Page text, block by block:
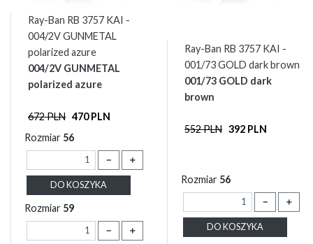
Ray-Ban RB 3757 KAI -
004/2V GUNMETAL
polarized azure
004/2V GUNMETAL
polarized azure
672 PLN 470 PLN
Rozmiar 56
－ ＋
DO KOSZYKA
Rozmiar 59
－ ＋
Ray-Ban RB 3757 KAI -
001/73 GOLD dark brown
001/73 GOLD dark
brown
552 PLN 392 PLN
Rozmiar 56
－ ＋
DO KOSZYKA